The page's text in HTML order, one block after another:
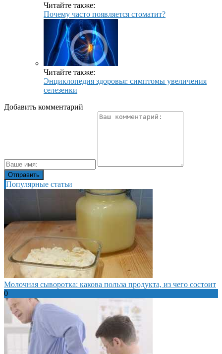
Читайте также:
Почему часто появляется стоматит?
Читайте также:
Энциклопедия здоровья: симптомы увеличения
селезенки
Добавить комментарий
Популярные статьи
Молочная сыворотка: какова польза продукта, из чего состоит
0